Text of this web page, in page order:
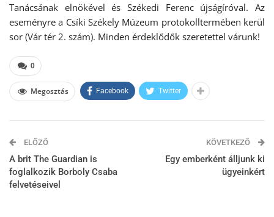
Tanácsának elnökével és Székedi Ferenc újságíróval. Az
eseményre a Csíki Székely Múzeum protokolltermében kerül
sor (Vár tér 2. szám). Minden érdeklődők szeretettel várunk!
0
Megosztás Facebook Twitter
ELŐZŐ
A brit The Guardian is
foglalkozik Borboly Csaba
felvetéseivel
KÖVETKEZŐ
Egy emberként álljunk ki
ügyeinkért